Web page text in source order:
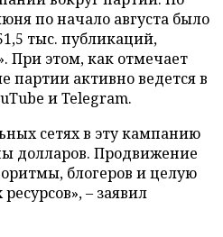
по начало августа было
тыс. публикаций,
При этом, как отмечает
активно ведется в
и Telegram.
сетях в эту кампанию
долларов. Продвижение
блогеров и целую
– заявил